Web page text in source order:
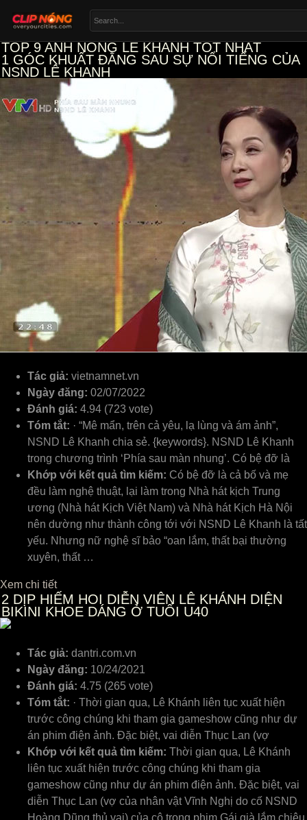
TOP 9 ANH NONG LE KHANH TỐT NHẤT
1 GÓC KHUẤT ĐẰNG SAU SỰ NỔI TIẾNG CỦA
NSND LÊ KHANH
Tác giả: vietnamnet.vn
Ngày đăng: 02/07/2022
Đánh giá: 4.94 (723 vote)
Tóm tắt: · “Mê mẩn, trên cả yêu, lạ lùng và ám ảnh”,
NSND Lê Khanh chia sẻ. {keywords}. NSND Lê Khanh
trong chương trình ‘Phía sau màn nhung’. Có bệ đỡ là
Khớp với kết quả tìm kiếm: Có bệ đỡ là cả bố và mẹ
đều làm nghệ thuật, lại làm trong Nhà hát kịch Trung
ương (Nhà hát Kịch Việt Nam) và Nhà hát Kịch Hà Nội
nên dường như thành công tới với NSND Lê Khanh là tất
yếu. Nhưng nữ nghệ sĩ bảo “oan lắm, thất bại thường
xuyên, thất …
Xem chi tiết
2 DỊP HIẾM HOI DIỄN VIÊN LÊ KHÁNH DIỆN
BIKINI KHOE DÁNG Ở TUỔI U40
Tác giả: dantri.com.vn
Ngày đăng: 10/24/2021
Đánh giá: 4.75 (265 vote)
Tóm tắt: · Thời gian qua, Lê Khánh liên tục xuất hiện
trước công chúng khi tham gia gameshow cũng như dự
án phim điện ảnh. Đặc biệt, vai diễn Thục Lan (vợ
Khớp với kết quả tìm kiếm: Thời gian qua, Lê Khánh
liên tục xuất hiện trước công chúng khi tham gia
gameshow cũng như dự án phim điện ảnh. Đặc biệt, vai
diễn Thục Lan (vợ của nhân vật Vĩnh Nghị do cố NSND
Hoàng Dũng thủ vai) của cô trong phim Gái già lắm chiêu